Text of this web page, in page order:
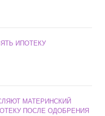
ИПОТЕКУ
МАТЕРИНСКИЙ
ПОСЛЕ ОДОБРЕНИЯ